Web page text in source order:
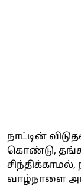
நாட்டின்
கொண்டு,
வாழ்நாளை